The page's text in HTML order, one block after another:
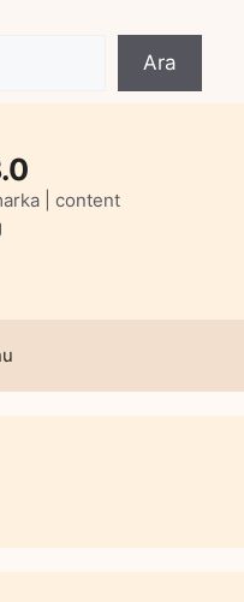
Ara
| content